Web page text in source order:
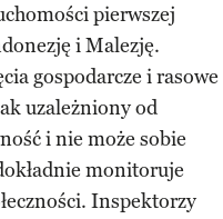
pierwszej
i Malezję.
gospodarcze i rasowe
uzależniony od
i nie może sobie
monitoruje
Inspektorzy